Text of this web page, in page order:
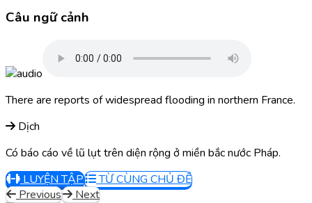
Câu ngữ cảnh
There are reports of widespread flooding in northern France.
Dịch
Có báo cáo về lũ lụt trên diện rộng ở miền bắc nước Pháp.
LUYỆN TẬP
TỪ CÙNG CHỦ ĐỀ
Previous
Next